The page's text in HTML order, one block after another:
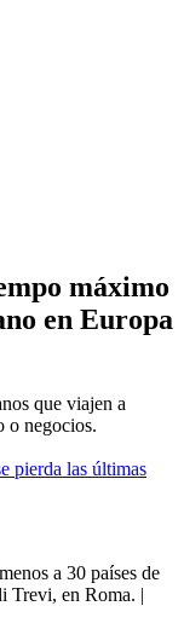
máximo
en Europa
que viajen a
o negocios.
pierda las últimas
a 30 países de
Trevi, en Roma. |